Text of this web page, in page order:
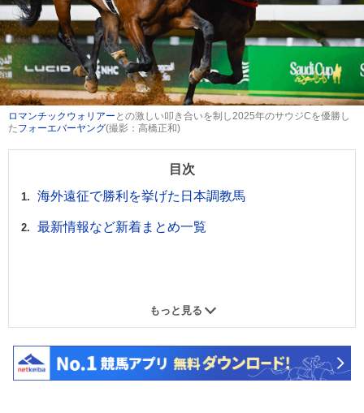
ロマンチックウォリアー との激しい叩き合いを制し2025年のサウジCを優勝し
たフォーエバーヤング(撮影：高橋正和)
海外遠征で勝利を挙げた日本調教馬
最新情報など新着まとめ一覧
もっと見る